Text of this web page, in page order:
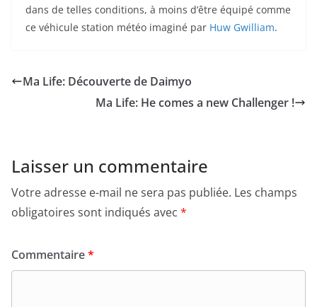
dans de telles conditions, à moins d’être équipé comme
ce véhicule station météo imaginé par Huw Gwilliam.
Ma Life: Découverte de Daimyo
Ma Life: He comes a new Challenger !
Laisser un commentaire
Votre adresse e-mail ne sera pas publiée. Les champs
obligatoires sont indiqués avec *
Commentaire*